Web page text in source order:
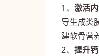
1、 激活
导生成类
建软骨营
2、 提升